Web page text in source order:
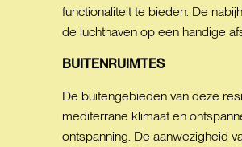
functionaliteit te bieden. De
de luchthaven op een handige
BUITENRUIMTES
De buitengebieden van deze
mediterrane klimaat en
ontspanning. De aanwezigheid